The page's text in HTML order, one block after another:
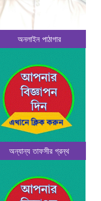
অনলাইন পাঠাগার
অন্যান্য তাফসীর গ্রন্থ